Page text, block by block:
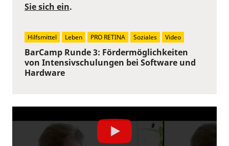
BarCamp Runde 3: Fördermöglichkeiten
von Intensivschulungen bei Software und
Hardware
Sie sich ein.
Hilfsmittel Leben PRO RETINA Soziales Video